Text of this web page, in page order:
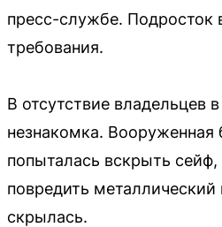
пресс-службе. Подросток
требования.
В отсутствие владельцев
незнакомка. Вооруженная
попыталась вскрыть
повредить металлический
скрылась.